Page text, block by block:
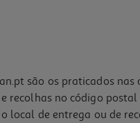
são os praticados
recolhas no código
local de entrega ou de